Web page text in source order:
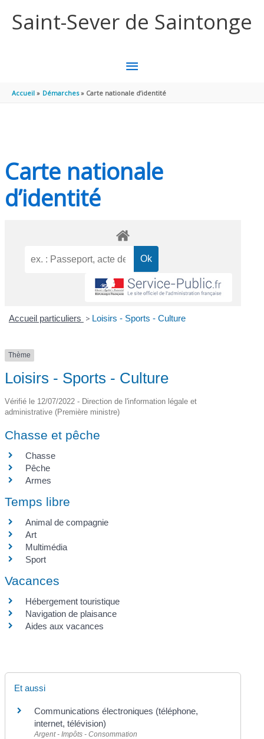
Saint-Sever de Saintonge
MENU
PRINCIPAL
Accueil Démarches Carte nationale d’identité
Carte nationale
d’identité
Accueil particuliers > Loisirs - Sports - Culture
Thème
Loisirs - Sports - Culture
Vérifié le 12/07/2022 - Direction de l'information légale et
administrative (Première ministre)
Chasse et pêche
Chasse
Pêche
Armes
Temps libre
Animal de compagnie
Art
Multimédia
Sport
Vacances
Hébergement touristique
Navigation de plaisance
Aides aux vacances
Et aussi
Communications électroniques (téléphone,
internet, télévision)
Argent - Impôts - Consommation